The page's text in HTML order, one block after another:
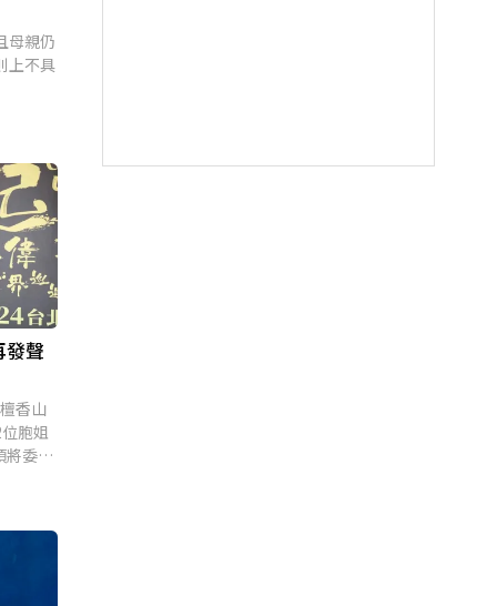
母親仍
上不具
發聲
香山
胞姐
將委任